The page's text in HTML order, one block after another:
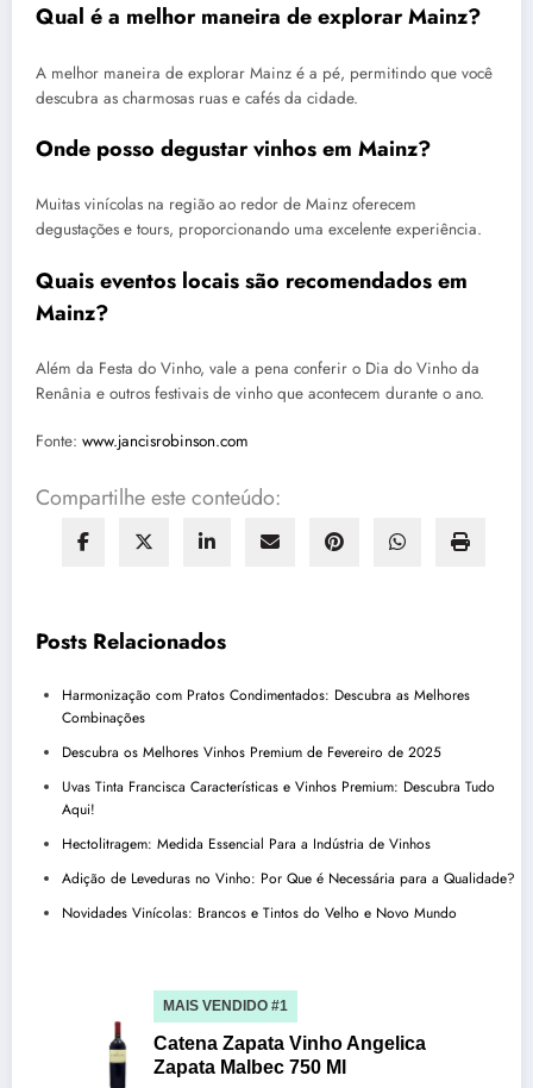
Qual é a melhor maneira de explorar Mainz?
A melhor maneira de explorar Mainz é a pé, permitindo que você
descubra as charmosas ruas e cafés da cidade.
Onde posso degustar vinhos em Mainz?
Muitas vinícolas na região ao redor de Mainz oferecem
degustações e tours, proporcionando uma excelente experiência.
Quais eventos locais são recomendados em
Mainz?
Além da Festa do Vinho, vale a pena conferir o Dia do Vinho da
Renânia e outros festivais de vinho que acontecem durante o ano.
Fonte: www.jancisrobinson.com
Compartilhe este conteúdo:
Posts Relacionados
Harmonização com Pratos Condimentados: Descubra as Melhores
Combinações
Descubra os Melhores Vinhos Premium de Fevereiro de 2025
Uvas Tinta Francisca Características e Vinhos Premium: Descubra Tudo
Aqui!
Hectolitragem: Medida Essencial Para a Indústria de Vinhos
Adição de Leveduras no Vinho: Por Que é Necessária para a Qualidade?
Novidades Vinícolas: Brancos e Tintos do Velho e Novo Mundo
MAIS VENDIDO #1
Catena Zapata Vinho Angelica
Zapata Malbec 750 Ml